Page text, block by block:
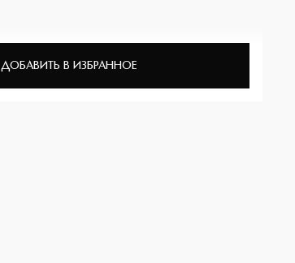
ДОБАВИТЬ В ИЗБРАННОЕ